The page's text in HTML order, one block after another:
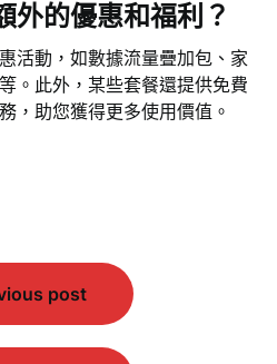
外的優惠和福利？
活動，如數據流量疊加包、家
。此外，某些套餐還提供免費
，助您獲得更多使用價值。
post